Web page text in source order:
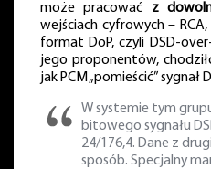
może pracować z
wejściach cyfrowych –
format DoP, czyli DSD-
jego proponentów,
jak PCM „pomieścić” sygnał
W systemie tym
bitowego sygnału
24/176,4. Dane z
sposób. Specjalny